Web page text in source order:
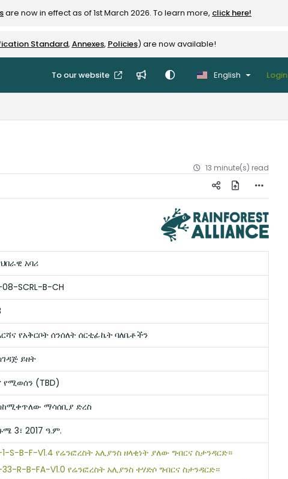
are now in effect as of 1st March 2026. To learn more, click here!
Standard, Annexes, Policies) are now available!
To our website English Login
13 minute(s) read
አባሪ
SCRL-B-CH
የአቅርቦት ሰንሰለት ሰርቲፊኬት ባለቤቶችን
ይዘት
የሚወሰን (TBD)
ማሳሰቢያ ድረስ
3፣ 2017 ዓ.ም.
S-B-F-V1.4 የሬንፎረስት አሊያንስ ዘላቂነት ያለው ግብርና ስታንዳርድ።
R-B-FA-V1.0 የሬንፎረስት አሊያንስ ተሃድሶ ግብርና ስታንዳርድ።